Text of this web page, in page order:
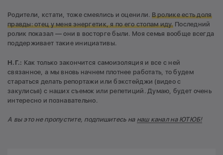
Родители, кстати, тоже смеялись и оценили. В ролике есть доля
правды: отец у меня энергетик, я по его стопам иду.Последний
ролик показал — они в восторге были. Моя семья вообще всегда
поддерживает такие инициативы.
Н.Г.: Как только закончится самоизоляция и все с ней
связанное, а мы вновь начнем плотнее работать, то будем
стараться делать репортажи или бэкстейджи (видео с
закулисья) с наших съемок или репетиций. Думаю, будет очень
интересно и познавательно.
А вы это не пропустите, подпишитесь на наш канал на ЮТЮБ!